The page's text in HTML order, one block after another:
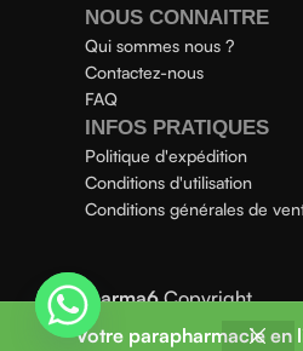
Votre parapharmacie en
NOUS CONNAITRE
Qui sommes nous ?
Contactez-nous
FAQ
INFOS PRATIQUES
Politique d'expédition
Conditions d'utilisation
Conditions générales de
Parapharma6Copyright
2025